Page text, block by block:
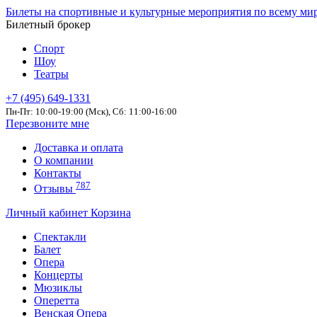
Билеты на спортивные и культурные мероприятия по всему
Билетный брокер
Спорт
Шоу
Театры
+7 (495) 649-1331
Пн-Пт: 10:00-19:00 (Мск), Сб: 11:00-16:00
Перезвоните мне
Доставка и оплата
О компании
Контакты
Отзывы 787
Личный кабинет Корзина
Спектакли
Балет
Опера
Концерты
Мюзиклы
Оперетта
Венская Опера